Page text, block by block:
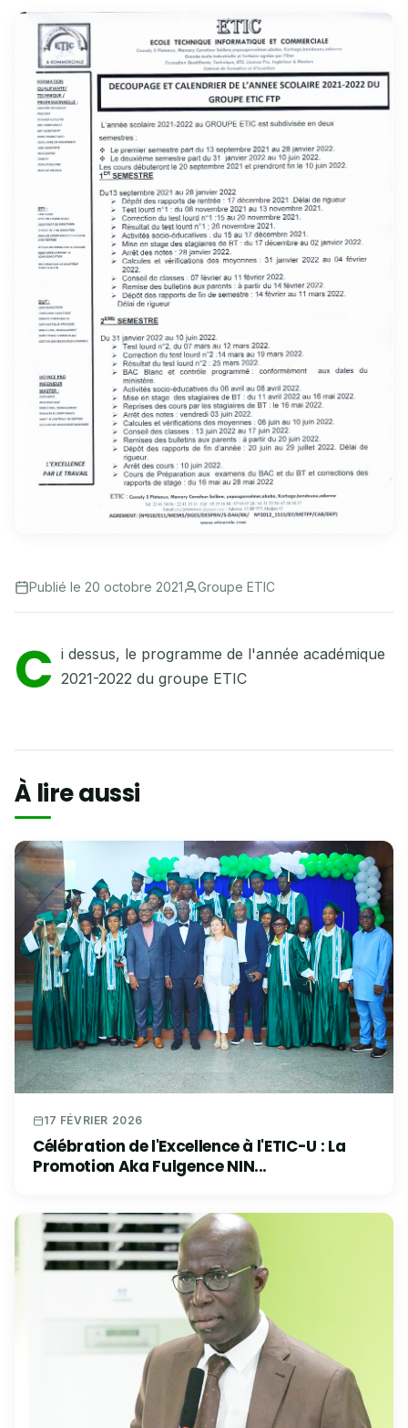
Publié le 20 octobre 2021 Groupe ETIC
C i dessus, le programme de l'année académique
2021-2022 du groupe ETIC
À lire aussi
17 FÉVRIER 2026
Célébration de l'Excellence à l'ETIC-U : La
Promotion Aka Fulgence NIN...